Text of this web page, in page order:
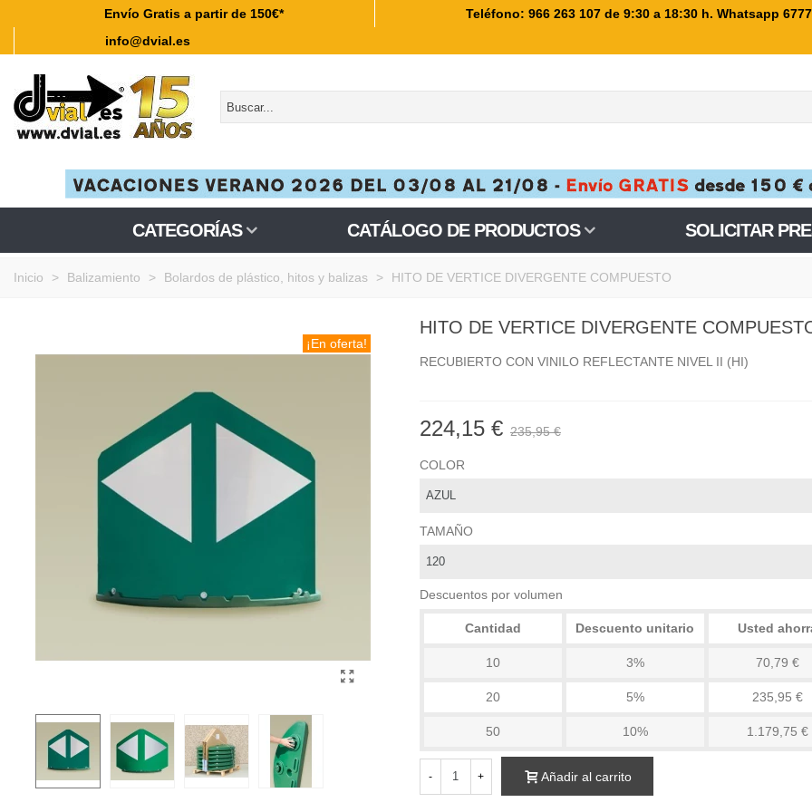
Envío Gratis a partir de 150€* Teléfono: 966 263 107 de 9:30 a 18:30 h. Whatsapp
info@dvial.es
CATEGORÍAS CATÁLOGO DE PRODUCTOS SOLICITAR
Inicio > Balizamiento > Bolardos de plástico, hitos y balizas > HITO DE VERTICE DIVERGENTE COMPUESTO
¡En oferta!
HITO DE VERTICE DIVERGENTE
RECUBIERTO CON VINILO REFLECTANTE NIVEL II (HI)
224,15 € 235,95 €
COLOR
TAMAÑO
Descuentos por volumen
Cantidad Descuento unitario Usted
10 3% 70,79 €
20 5% 235,95 €
50 10% 1.179,75 €
- + Añadir al carrito